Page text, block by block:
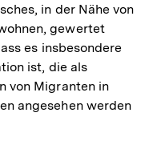
in der Nähe von
gewertet
es insbesondere
ist, die als
von Migranten in
angesehen werden